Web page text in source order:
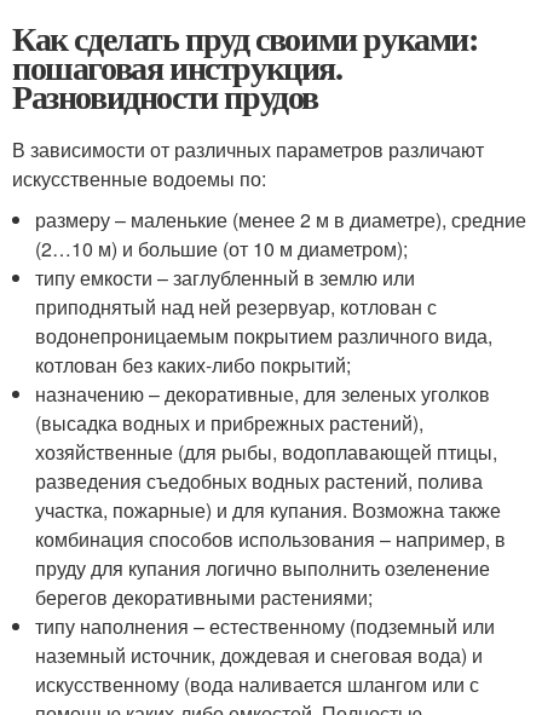
Как сделать пруд своими руками:
пошаговая инструкция.
Разновидности прудов
В зависимости от различных параметров различают
искусственные водоемы по:
размеру – маленькие (менее 2 м в диаметре), средние
(2…10 м) и большие (от 10 м диаметром);
типу емкости – заглубленный в землю или
приподнятый над ней резервуар, котлован с
водонепроницаемым покрытием различного вида,
котлован без каких-либо покрытий;
назначению – декоративные, для зеленых уголков
(высадка водных и прибрежных растений),
хозяйственные (для рыбы, водоплавающей птицы,
разведения съедобных водных растений, полива
участка, пожарные) и для купания. Возможна также
комбинация способов использования – например, в
пруду для купания логично выполнить озеленение
берегов декоративными растениями;
типу наполнения – естественному (подземный или
наземный источник, дождевая и снеговая вода) и
искусственному (вода наливается шлангом или с